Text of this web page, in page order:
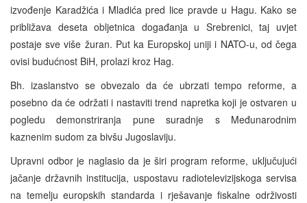
izvođenje Karadžića i Mladića pred lice pravde u Hagu. Kako se
približava deseta obljetnica događanja u Srebrenici, taj uvjet
postaje sve više žuran. Put ka Europskoj uniji i NATO-u, od čega
ovisi budućnost BiH, prolazi kroz Hag.
Bh. izaslanstvo se obvezalo da će ubrzati tempo reforme, a
posebno da će održati i nastaviti trend napretka koji je ostvaren u
pogledu demonstriranja pune suradnje s Međunarodnim
kaznenim sudom za bivšu Jugoslaviju.
Upravni odbor je naglasio da je širi program reforme, uključujući
jačanje državnih institucija, uspostavu radiotelevizijskoga servisa
na temelju europskih standarda i rješavanje fiskalne održivosti